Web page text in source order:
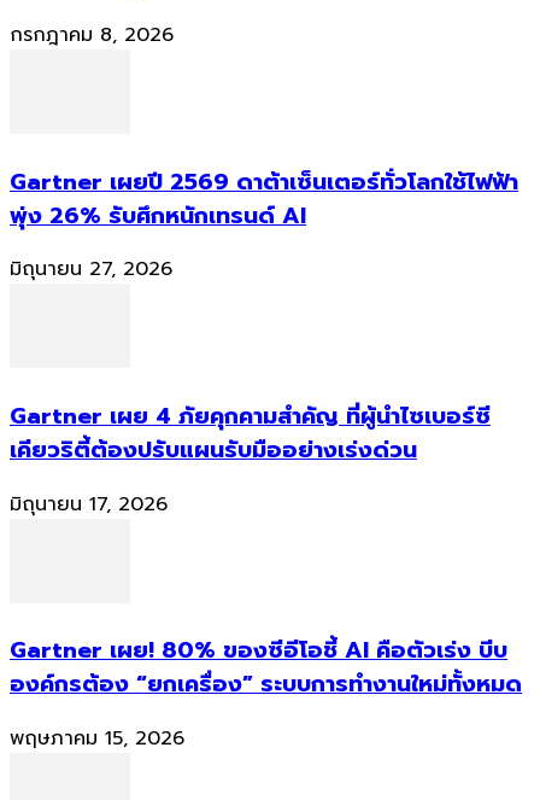
กรกฎาคม 8, 2026
Gartner เผยปี 2569 ดาต้าเซ็นเตอร์ทั่วโลกใช้ไฟฟ้า
พุ่ง 26% รับศึกหนักเทรนด์ AI
มิถุนายน 27, 2026
Gartner เผย 4 ภัยคุกคามสำคัญ ที่ผู้นำไซเบอร์ซี
เคียวริตี้ต้องปรับแผนรับมืออย่างเร่งด่วน
มิถุนายน 17, 2026
Gartner เผย! 80% ของซีอีโอชี้ AI คือตัวเร่ง บีบ
องค์กรต้อง “ยกเครื่อง” ระบบการทำงานใหม่ทั้งหมด
พฤษภาคม 15, 2026